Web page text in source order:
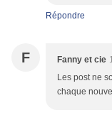
Répondre
F Fanny et cie
Les post ne
chaque